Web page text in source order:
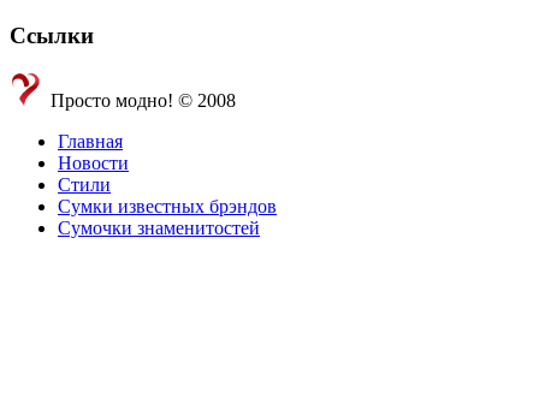
Ссылки
Просто модно! © 2008
Главная
Новости
Стили
Сумки известных брэндов
Сумочки знаменитостей